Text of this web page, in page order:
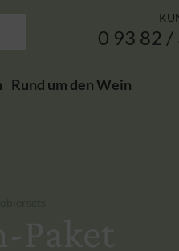
0 93 82 /
Rund um den Wein